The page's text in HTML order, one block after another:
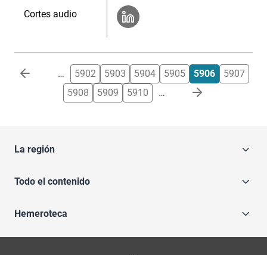
Cortes audio
Paginación … 5902 5903 5904 5905 5906
5907
5908
5909 5910 …
La región
Todo el contenido
Hemeroteca